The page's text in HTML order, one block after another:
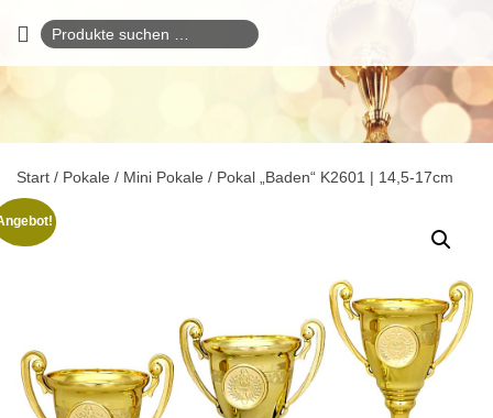
Suchen
nach:
Start / Pokale / Mini Pokale / Pokal „Baden“ K2601 | 14,5-17cm